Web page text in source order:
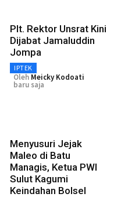
Plt. Rektor Unsrat Kini
Dijabat Jamaluddin
Jompa
IPTEK
Oleh Meicky Kodoati
baru saja
Menyusuri Jejak
Maleo di Batu
Managis, Ketua PWI
Sulut Kagumi
Keindahan Bolsel